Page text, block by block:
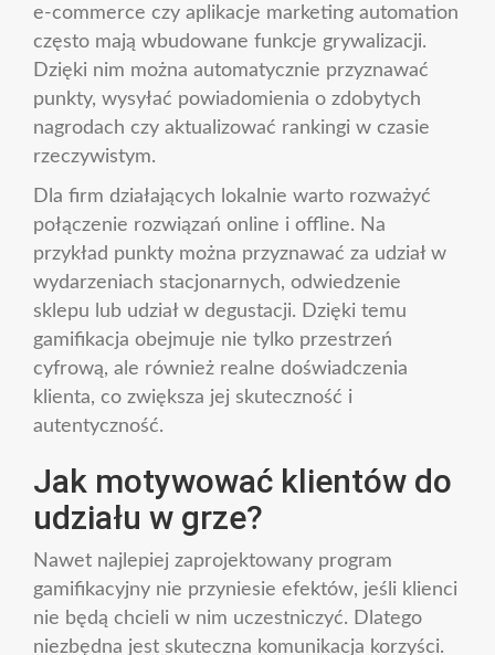
e-commerce czy aplikacje marketing automation
często mają wbudowane funkcje grywalizacji.
Dzięki nim można automatycznie przyznawać
punkty, wysyłać powiadomienia o zdobytych
nagrodach czy aktualizować rankingi w czasie
rzeczywistym.
Dla firm działających lokalnie warto rozważyć
połączenie rozwiązań online i offline. Na
przykład punkty można przyznawać za udział w
wydarzeniach stacjonarnych, odwiedzenie
sklepu lub udział w degustacji. Dzięki temu
gamifikacja obejmuje nie tylko przestrzeń
cyfrową, ale również realne doświadczenia
klienta, co zwiększa jej skuteczność i
autentyczność.
Jak motywować klientów do
udziału w grze?
Nawet najlepiej zaprojektowany program
gamifikacyjny nie przyniesie efektów, jeśli klienci
nie będą chcieli w nim uczestniczyć. Dlatego
niezbędna jest skuteczna komunikacja korzyści.